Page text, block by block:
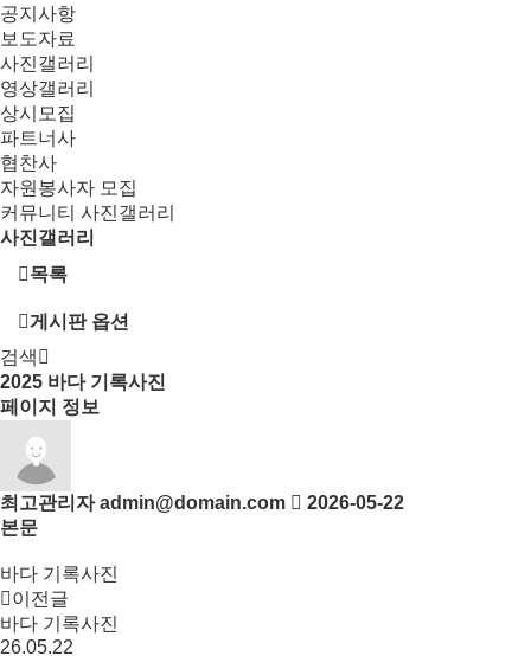
공지사항
보도자료
사진갤러리
영상갤러리
상시모집
파트너사
협찬사
자원봉사자 모집
커뮤니티 사진갤러리
사진갤러리
목록
게시판 옵션
검색
2025 바다 기록사진
페이지 정보
최고관리자 admin@domain.com
2026-05-22
본문
바다 기록사진
이전글
바다 기록사진
26.05.22